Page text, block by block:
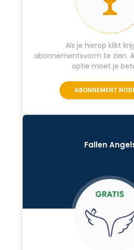
Als je hierop klikt
abonnementsvorm te zien.
optie moet je
ABONNEMENT
Fallen